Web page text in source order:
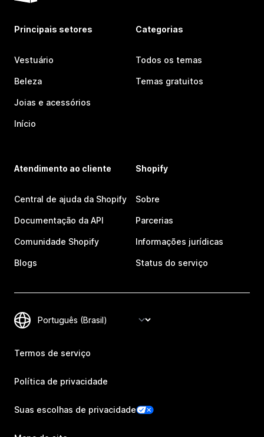
Principais setores
Vestuário
Beleza
Joias e acessórios
Início
Categorias
Todos os temas
Temas gratuitos
Atendimento ao cliente
Central de ajuda da Shopify
Documentação da API
Comunidade Shopify
Blogs
Shopify
Sobre
Parcerias
Informações jurídicas
Status do serviço
Termos de serviço
Política de privacidade
Suas escolhas de privacidade